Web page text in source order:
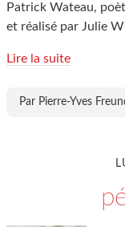
Patrick Wateau,
et réalisé par Julie
Lire la suite
Par Pierre-Yves